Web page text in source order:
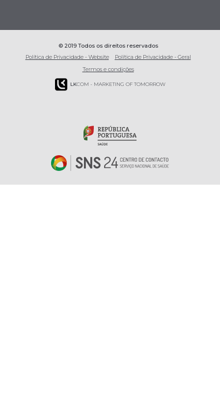
© 2019 Todos os direitos reservados
Política de Privacidade - Website
Política de Privacidade - Geral
Termos e condições
LKCOM - MARKETING OF TOMORROW